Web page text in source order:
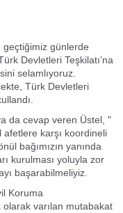
geçtiğimiz günlerde
Devletleri Teşkilatı’na
selamlıyoruz.
Türk Devletleri
da cevap veren Üstel, "
afetlere karşı koordineli
bağımızın yanında
kurulması yoluyla zor
başarabilmeliyiz.
Koruma
olarak varılan mutabakat